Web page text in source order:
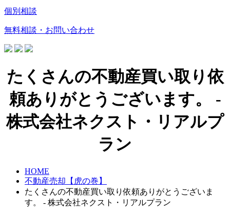
個別相談
無料相談・お問い合わせ
たくさんの不動産買い取り依
頼ありがとうございます。 -
株式会社ネクスト・リアルプ
ラン
HOME
不動産売却【虎の巻】
たくさんの不動産買い取り依頼ありがとうございま
す。 - 株式会社ネクスト・リアルプラン